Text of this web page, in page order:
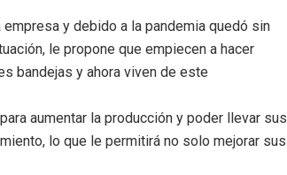
y debido a la pandemia quedó sin
le propone que empiecen a hacer
bandejas y ahora viven de este
aumentar la producción y poder llevar sus
lo que le permitirá no solo mejorar sus